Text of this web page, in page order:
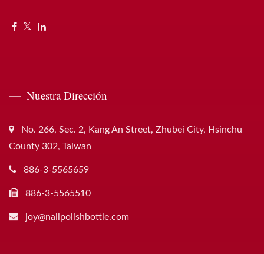
Nuestra Dirección
No. 266, Sec. 2, Kang An Street, Zhubei City, Hsinchu
County 302, Taiwan
886-3-5565659
886-3-5565510
joy@nailpolishbottle.com